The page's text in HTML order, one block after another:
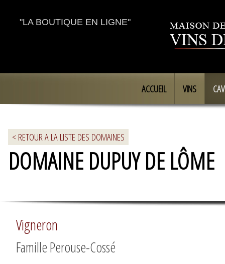
"LA BOUTIQUE EN LIGNE"
ACCUEIL VINS
< RETOUR A LA LISTE DES DOMAINES
DOMAINE DUPUY DE LÔME
Vigneron
Famille Perouse-Cossé